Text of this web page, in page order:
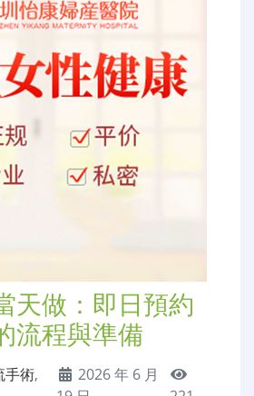
天做：即日預約
流程與準備
手術,
2026 年 6 月